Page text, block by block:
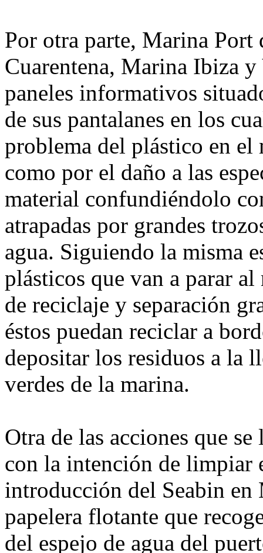
Por otra parte, Marina
Cuarentena, Marina Ibiza
paneles informativos
de sus pantalanes en los
problema del plástico en
como por el daño a las
material confundiéndolo
atrapadas por grandes
agua. Siguiendo la misma
plásticos que van a parar
de reciclaje y separación
éstos puedan reciclar a
depositar los residuos a la
verdes de la marina.
Otra de las acciones que
con la intención de limpiar
introducción del Seabin
papelera flotante que
del espejo de agua del